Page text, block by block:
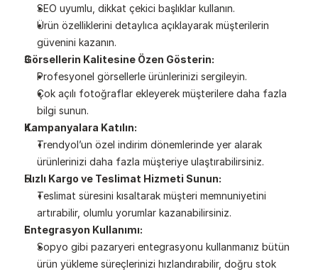
SEO uyumlu, dikkat çekici başlıklar kullanın.
Ürün özelliklerini detaylıca açıklayarak müşterilerin
güvenini kazanın.
Görsellerin Kalitesine Özen Gösterin:
Profesyonel görsellerle ürünlerinizi sergileyin.
Çok açılı fotoğraflar ekleyerek müşterilere daha fazla
bilgi sunun.
Kampanyalara Katılın:
Trendyol’un özel indirim dönemlerinde yer alarak
ürünlerinizi daha fazla müşteriye ulaştırabilirsiniz.
Hızlı Kargo ve Teslimat Hizmeti Sunun:
Teslimat süresini kısaltarak müşteri memnuniyetini
artırabilir, olumlu yorumlar kazanabilirsiniz.
Entegrasyon Kullanımı:
Sopyo gibi pazaryeri entegrasyonu kullanmanız bütün
ürün yükleme süreçlerinizi hızlandırabilir, doğru stok